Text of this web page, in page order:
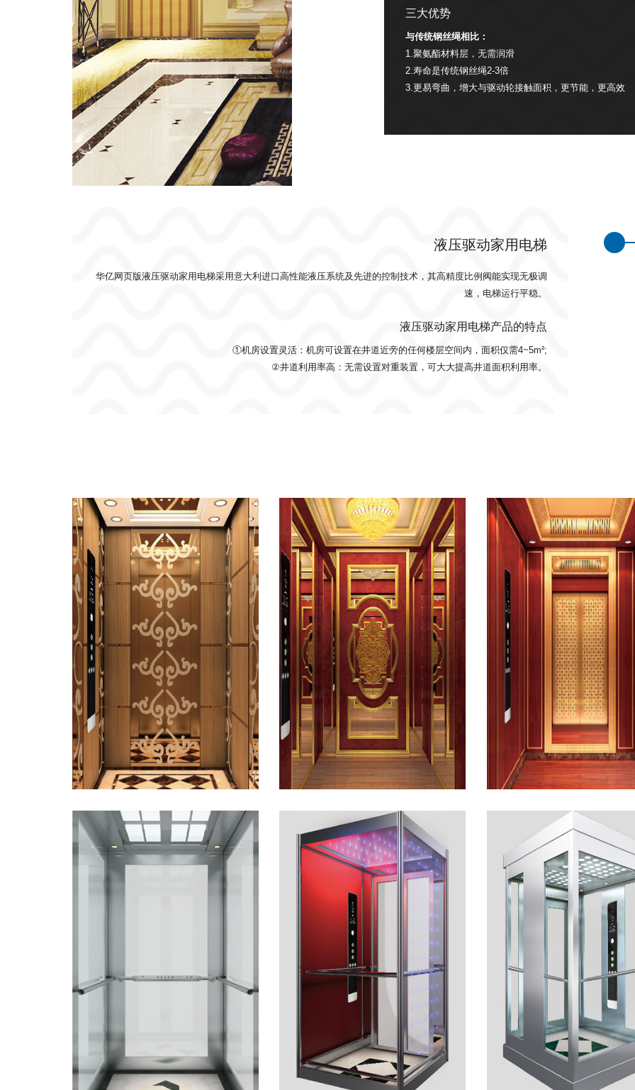
三大优势
与传统钢丝绳相比：
1.聚氨酯材料层，无需润滑
2.寿命是传统钢丝绳2-3倍
3.更易弯曲，增大与驱动轮接触面积，更节能，更高效
液压驱动家用电梯
华亿网页版液压驱动家用电梯采用意大利进口高性能液压系统及先进的控制技术，其高精度比例阀能实现无极调
速，电梯运行平稳。
液压驱动家用电梯产品的特点
①机房设置灵活：机房可设置在井道近旁的任何楼层空间内，面积仅需4~5m²;
②井道利用率高：无需设置对重装置，可大大提高井道面积利用率。